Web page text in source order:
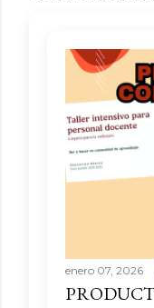
enero 07, 2026